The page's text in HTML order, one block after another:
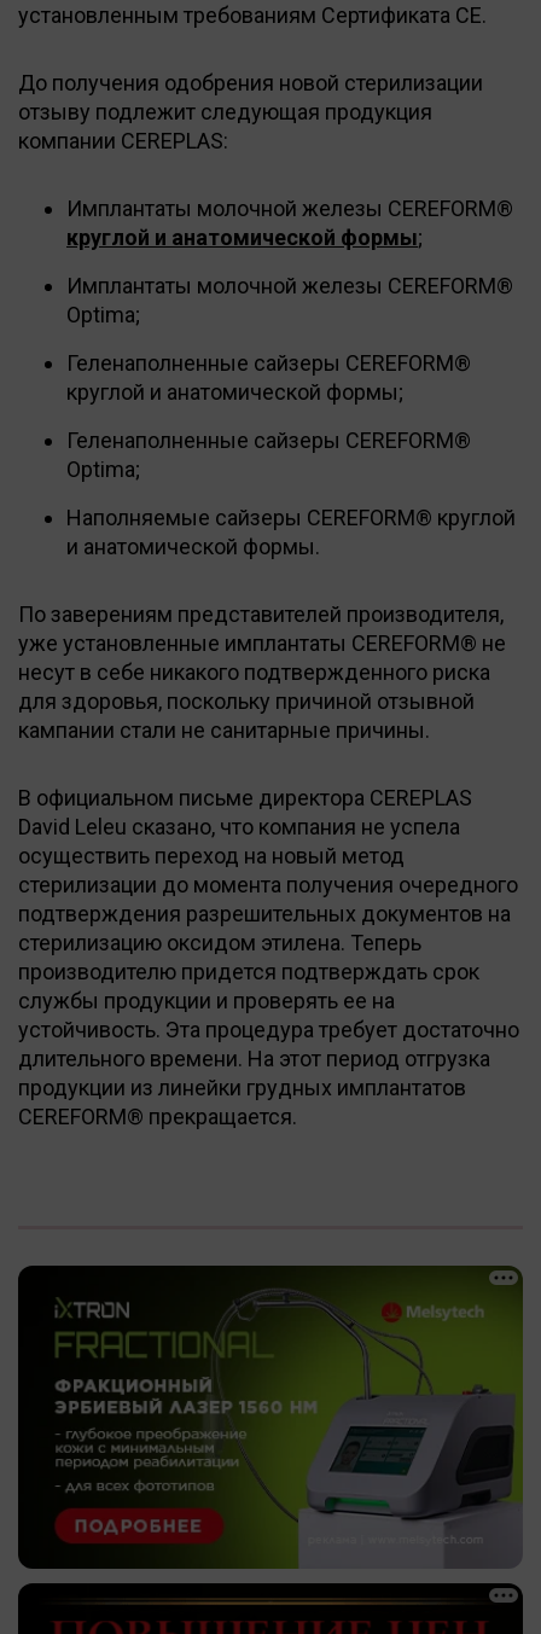
установленным требованиям Сертификата СЕ.
До получения одобрения новой стерилизации
отзыву подлежит следующая продукция
компании CEREPLAS:
Имплантаты молочной железы CEREFORM®
круглой и анатомической формы;
Имплантаты молочной железы CEREFORM®
Optima;
Геленаполненные сайзеры CEREFORM®
круглой и анатомической формы;
Геленаполненные сайзеры CEREFORM®
Optima;
Наполняемые сайзеры CEREFORM® круглой
и анатомической формы.
По заверениям представителей производителя,
уже установленные имплантаты CEREFORM® не
несут в себе никакого подтвержденного риска
для здоровья, поскольку причиной отзывной
кампании стали не санитарные причины.
В официальном письме директора CEREPLAS
David Leleu сказано, что компания не успела
осуществить переход на новый метод
стерилизации до момента получения очередного
подтверждения разрешительных документов на
стерилизацию оксидом этилена. Теперь
производителю придется подтверждать срок
службы продукции и проверять ее на
устойчивость. Эта процедура требует достаточно
длительного времени. На этот период отгрузка
продукции из линейки грудных имплантатов
CEREFORM® прекращается.